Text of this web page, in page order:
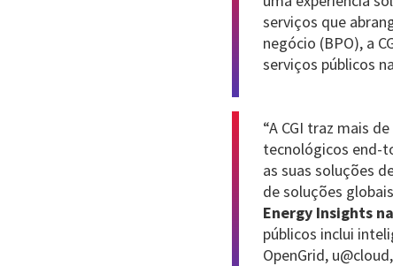
serviços que
negócio (BPO), a
serviços públicos
“A CGI traz mais
tecnológicos end-
as suas soluções
de soluções
Energy Insights
públicos inclui
OpenGrid,